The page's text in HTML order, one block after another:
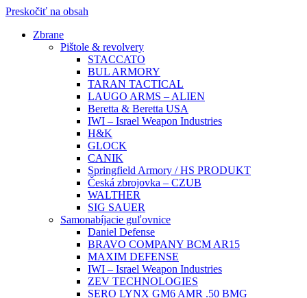
Preskočiť na obsah
Zbrane
Pištole & revolvery
STACCATO
BUL ARMORY
TARAN TACTICAL
LAUGO ARMS – ALIEN
Beretta & Beretta USA
IWI – Israel Weapon Industries
H&K
GLOCK
CANIK
Springfield Armory / HS PRODUKT
Česká zbrojovka – CZUB
WALTHER
SIG SAUER
Samonabíjacie guľovnice
Daniel Defense
BRAVO COMPANY BCM AR15
MAXIM DEFENSE
IWI – Israel Weapon Industries
ZEV TECHNOLOGIES
SERO LYNX GM6 AMR .50 BMG